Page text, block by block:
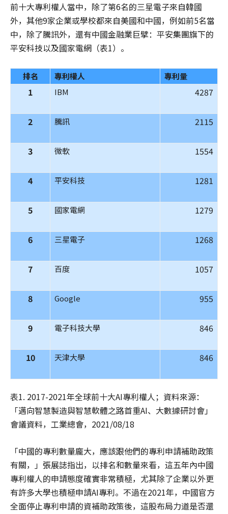
前十大專利權人當中，除了第6名的三星電子來自韓國
外，其他9家企業或學校都來自美國和中國，例如前5名當
中，除了騰訊外，還有中國金融業巨擘：平安集團旗下的
平安科技以及國家電網（表1）。
排名 專利權人 專利量
1 IBM 4287
2 騰訊 2115
3 微軟 1554
4 平安科技 1281
5 國家電網 1279
6 三星電子 1268
7 百度 1057
8 Google 955
9 電子科技大學 846
10 天津大學 846
表1. 2017-2021年全球前十大AI專利權人；資料來源：
「邁向智慧製造與智慧軟體之路首重AI、大數據研討會」
會議資料，工業總會，2021/08/18
「中國的專利數量龐大，應該跟他們的專利申請補助政策
有關，」張展誌指出，以排名和數量來看，這五年內中國
專利權人的申請態度確實非常積極，尤其除了企業以外更
有許多大學也積極申請AI專利。不過在2021年，中國官方
全面停止專利申請的資補助政策後，這股布局力道是否還